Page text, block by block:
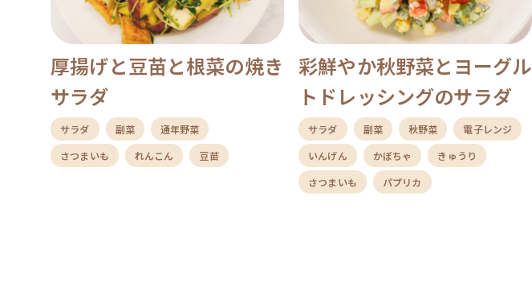
厚揚げと豆苗と根菜の焼き
サラダ
サラダ 副菜
通年野菜
さつまいも
れんこん 豆苗
彩鮮やか秋野菜とヨーグル
トドレッシングのサラダ
サラダ 副菜 秋野菜
電子レンジ
いんげん
かぼちゃ
きゅうり
さつまいも
パプリカ